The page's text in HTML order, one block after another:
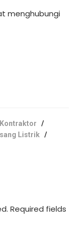
menghubungi
Kontraktor /
Listrik /
Required fields